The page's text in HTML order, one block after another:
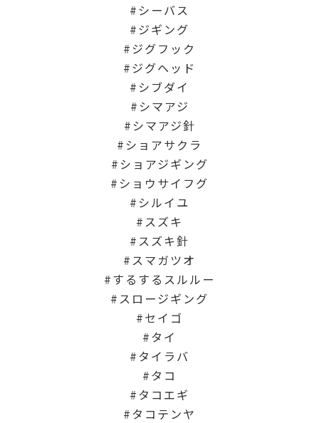
シーバス
ジギング
ジグフック
ジグヘッド
シブダイ
シマアジ
シマアジ針
ショアサクラ
ショアジギング
ショウサイフグ
シルイユ
スズキ
スズキ針
スマガツオ
するするスルルー
スロージギング
セイゴ
タイ
タイラバ
タコ
タコエギ
タコテンヤ